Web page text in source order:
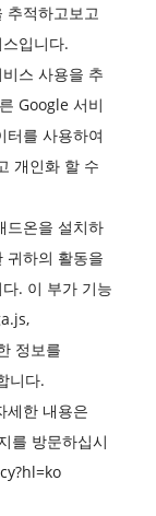
적하고보고
입니다.
스 사용을 추
Google 서비
터를 사용하여
개인화 할 수
드온을 설치하
귀하의 활동을
. 이 부가 기능
정보를
니다.
세한 내용은
를 방문하십시